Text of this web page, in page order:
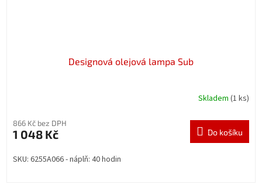
Designová olejová lampa Sub
Skladem (1 ks)
866 Kč bez DPH
1 048 Kč Do košíku
SKU: 6255A066 - náplň: 40 hodin